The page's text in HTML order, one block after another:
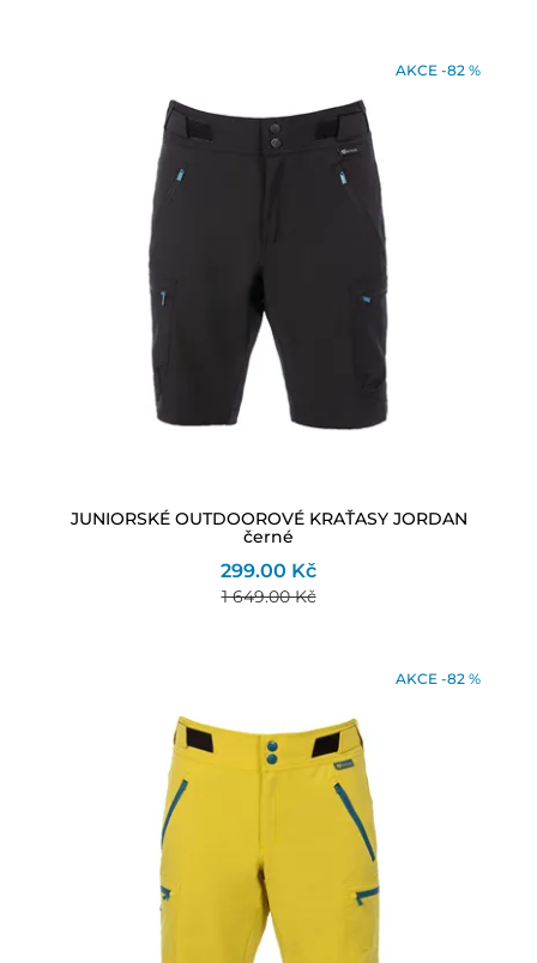
AKCE -82 %
JUNIORSKÉ OUTDOOROVÉ KRAŤASY JORDAN
černé
299.00 Kč
1 649.00 Kč
AKCE -82 %